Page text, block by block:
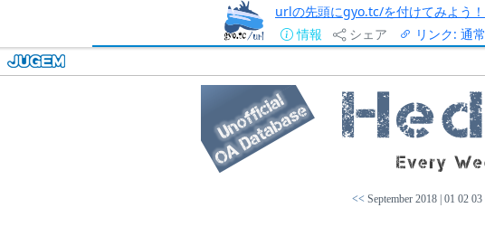
urlの先頭にgyo.tc/を付けてみよう！
情報
シェア リンク: 通常